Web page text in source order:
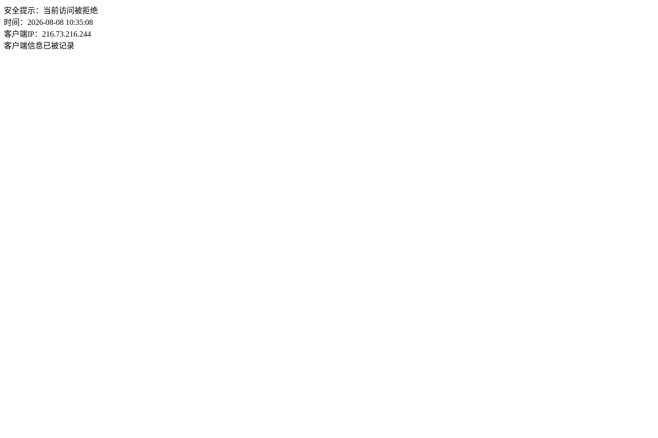
安全提示：当前访问被拒绝
时间：2026-08-08 10:35:08
客户端IP：216.73.216.244
客户端信息已被记录